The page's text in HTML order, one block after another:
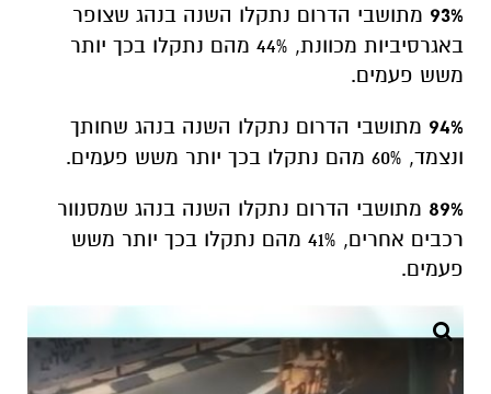
93% מתושבי הדרום נתקלו השנה בנהג שצופר
באגרסיביות מכוונת, 44% מהם נתקלו בכך יותר
משש פעמים.
94% מתושבי הדרום נתקלו השנה בנהג שחותך
ונצמד, 60% מהם נתקלו בכך יותר משש פעמים.
89% מתושבי הדרום נתקלו השנה בנהג שמסנוור
רכבים אחרים, 41% מהם נתקלו בכך יותר משש
פעמים.